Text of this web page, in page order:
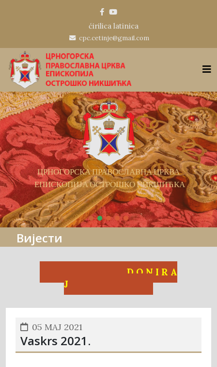
ćirilica latinica
cpc.cetinje@gmail.com
ЦРКВА
Вијести
D O N I R A
J
05 MAJ 2021
Vaskrs 2021.